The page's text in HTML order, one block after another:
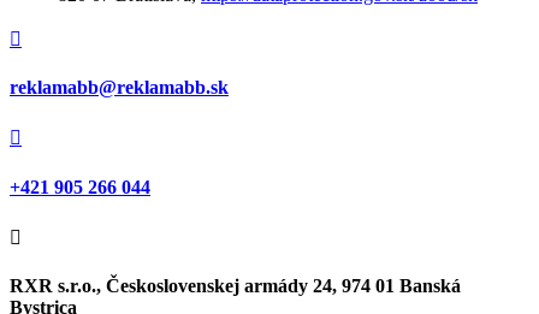

reklamabb@reklamabb.sk

+421 905 266 044

RXR s.r.o., Československej armády 24, 974 01 Banská
Bystrica